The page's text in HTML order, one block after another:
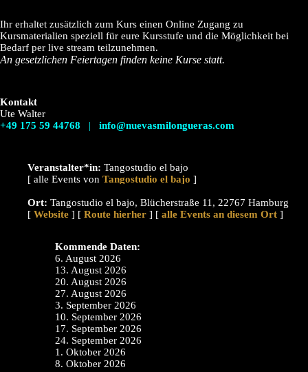
Ihr erhaltet zusätzlich zum Kurs einen Online Zugang zu
Kursmaterialien speziell für eure Kursstufe und die Möglichkeit bei
Bedarf per live stream teilzunehmen.
An gesetzlichen Feiertagen finden keine Kurse statt.
Kontakt
Ute Walter
+49 175 59 44768 | info@nuevasmilongueras.com
Veranstalter*in: Tangostudio el bajo
[ alle Events von
]
Ort: Tangostudio el bajo, Blücherstraße 11, 22767 Hamburg
[ Website ] [ Route hierher ] [ alle Events an diesem Ort ]
Kommende Daten:
6. August 2026
13. August 2026
20. August 2026
27. August 2026
3. September 2026
10. September 2026
17. September 2026
24. September 2026
1. Oktober 2026
8. Oktober 2026